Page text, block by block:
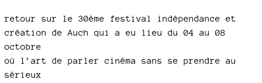
retour sur le 30ème festival indépendance et
création de Auch qui a eu lieu du 04 au 08
octobre
où l’art de parler cinéma sans se prendre au
sérieux